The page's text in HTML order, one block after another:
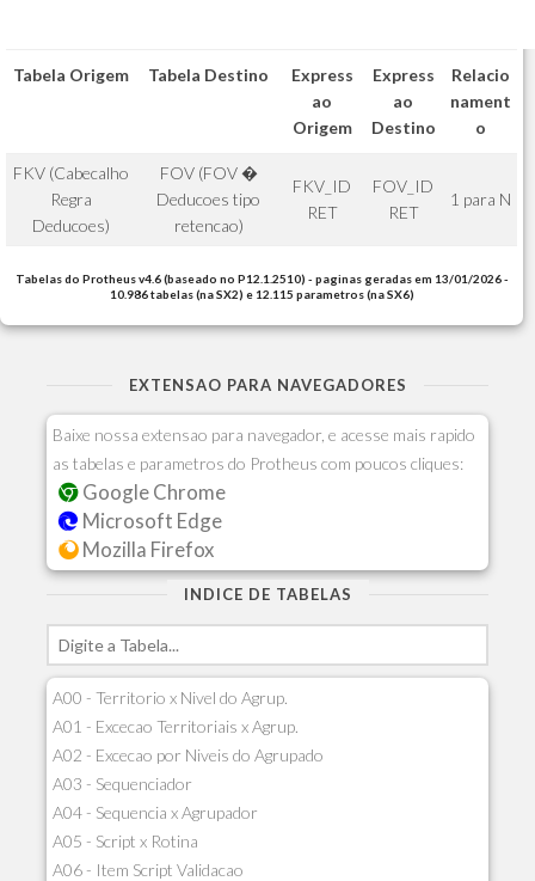
Tabela Origem Tabela Destino
Express
ao
Origem
Express
ao
Destino
Relacio
nament
o
FKV (Cabecalho
Regra
Deducoes)
FOV (FOV �
Deducoes tipo
retencao)
FKV_ID
RET
FOV_ID
RET
1 para N
Tabelas do Protheus v4.6 (baseado no P12.1.2510) - paginas geradas em 13/01/2026 -
10.986 tabelas (na SX2) e 12.115 parametros (na SX6)
EXTENSAO PARA NAVEGADORES
Baixe nossa extensao para navegador, e acesse mais rapido
as tabelas e parametros do Protheus com poucos cliques:
Google Chrome
Microsoft Edge
Mozilla Firefox
INDICE DE TABELAS
A00 - Territorio x Nivel do Agrup.
A01 - Excecao Territoriais x Agrup.
A02 - Excecao por Niveis do Agrupado
A03 - Sequenciador
A04 - Sequencia x Agrupador
A05 - Script x Rotina
A06 - Item Script Validacao